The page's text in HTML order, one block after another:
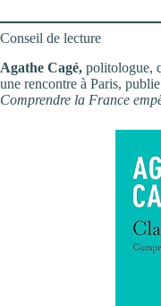
Conseil de lecture
Agathe Cagé, politologue,
une rencontre à Paris,
Comprendre la France